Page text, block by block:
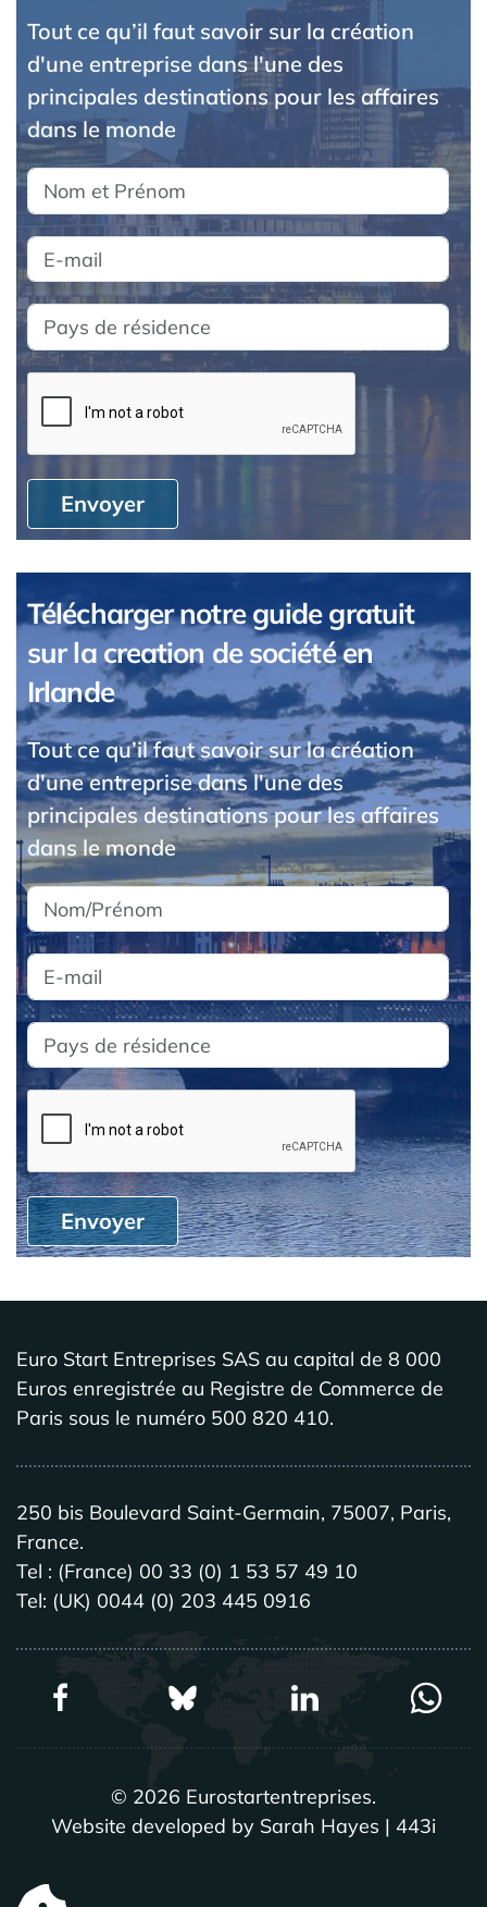
Tout ce qu’il faut savoir sur la création
d'une entreprise dans l'une des
principales destinations pour les affaires
dans le monde
Envoyer
Télécharger notre guide gratuit
sur la creation de société en
Irlande
Tout ce qu’il faut savoir sur la création
d'une entreprise dans l'une des
principales destinations pour les affaires
dans le monde
Envoyer
Euro Start Entreprises SAS au capital de 8 000
Euros enregistrée au Registre de Commerce de
Paris sous le numéro 500 820 410.
250 bis Boulevard Saint-Germain, 75007, Paris,
France.
Tel : (France) 00 33 (0) 1 53 57 49 10
Tel: (UK) 0044 (0) 203 445 0916
© 2026 Eurostartentreprises.
Website developed by Sarah Hayes | 443i